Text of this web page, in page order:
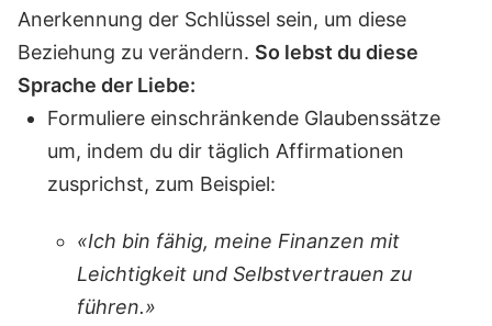
Anerkennung der Schlüssel sein, um diese
Beziehung zu verändern. So lebst du diese
Sprache der Liebe:
Formuliere einschränkende Glaubenssätze
um, indem du dir täglich Affirmationen
zusprichst, zum Beispiel:
«Ich bin fähig, meine Finanzen mit
Leichtigkeit und Selbstvertrauen zu
führen.»